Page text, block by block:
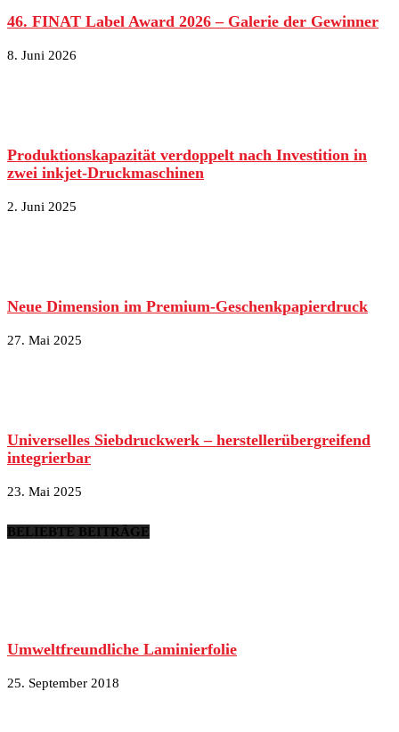
46. FINAT Label Award 2026 – Galerie der Gewinner
8. Juni 2026
Produktionskapazität verdoppelt nach Investition in
zwei inkjet-Druckmaschinen
2. Juni 2025
Neue Dimension im Premium-Geschenkpapierdruck
27. Mai 2025
Universelles Siebdruckwerk – herstellerübergreifend
integrierbar
23. Mai 2025
BELIEBTE BEITRÄGE
Umweltfreundliche Laminierfolie
25. September 2018